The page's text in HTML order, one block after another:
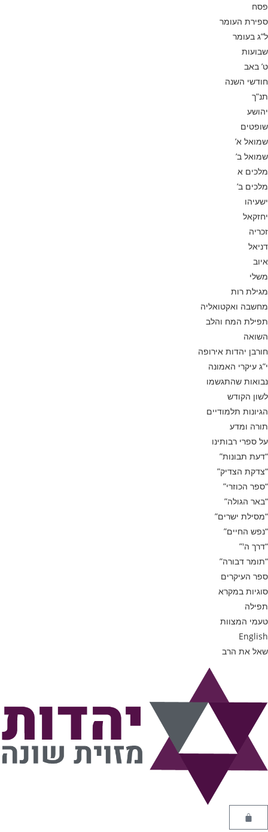
פסח
ספירת העומר
ל”ג בעומר
שבועות
ט’ באב
חודשי השנה
תנ”ך
יהושע
שופטים
שמואל א’
שמואל ב’
מלכים א
מלכים ב’
ישעיהו
יחזקאל
זכריה
דניאל
איוב
משלי
מגילת רות
מחשבה ואקטואליה
תפילת המח והלב
השואה
חורבן יהדות אירופה
י”ג עיקרי האמונה
נבואות שהתגשמו
לשון הקודש
הגיונות תלמודיים
תורה ומדע
על ספרי רבותינו
“דעת תבונות”
“צדקת הצדיק”
“ספר הכוזרי”
“באר הגולה”
“מסילת ישרים”
“נפש החיים”
“דרך ה'”
“תומר דבורה”
ספר העיקרים
סוגיות במקרא
תפילה
טעמי המצוות
English
שאל את הרב